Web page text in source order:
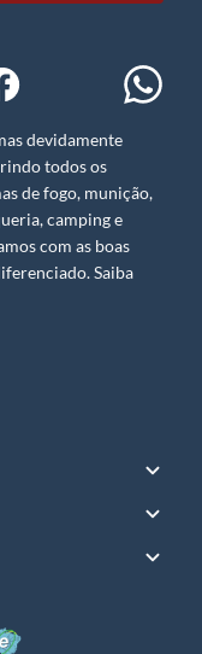
devidamente
todos os
de fogo, munição,
camping e
com as boas
Saiba